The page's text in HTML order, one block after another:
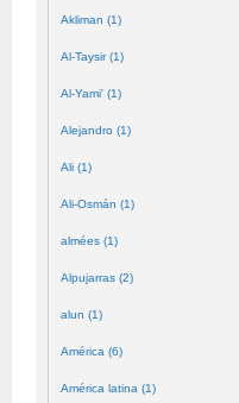
Akliman (1)
Al-Taysir (1)
Al-Yami' (1)
Alejandro (1)
Ali (1)
Ali-Osmán (1)
almées (1)
Alpujarras (2)
alun (1)
América (6)
América latina (1)